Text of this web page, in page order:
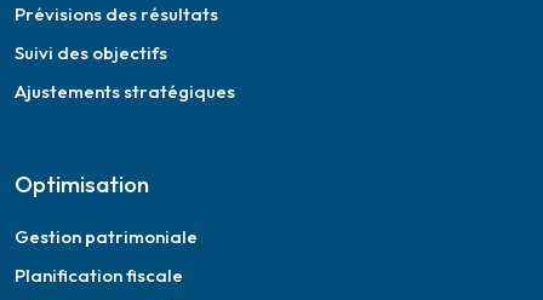
Prévisions des résultats
Suivi des objectifs
Ajustements stratégiques
Optimisation
Gestion patrimoniale
Planification fiscale